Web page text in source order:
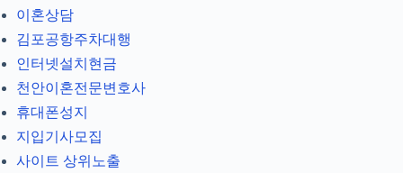
이혼상담
김포공항주차대행
인터넷설치현금
천안이혼전문변호사
휴대폰성지
지입기사모집
사이트 상위노출